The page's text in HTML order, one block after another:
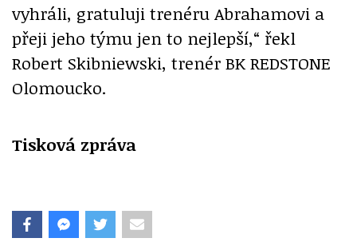
vyhráli, gratuluji trenéru Abrahamovi a
přeji jeho týmu jen to nejlepší,“ řekl
Robert Skibniewski, trenér BK REDSTONE
Olomoucko.
Tisková zpráva